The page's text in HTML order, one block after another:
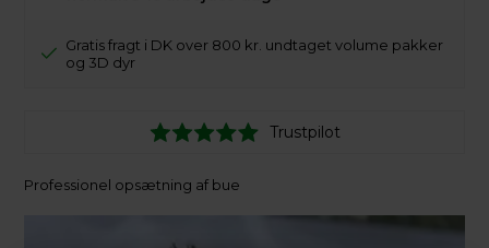
Gratis fragt i DK over 800 kr. undtaget volume pakker
og 3D dyr
Trustpilot
Professionel opsætning af bue